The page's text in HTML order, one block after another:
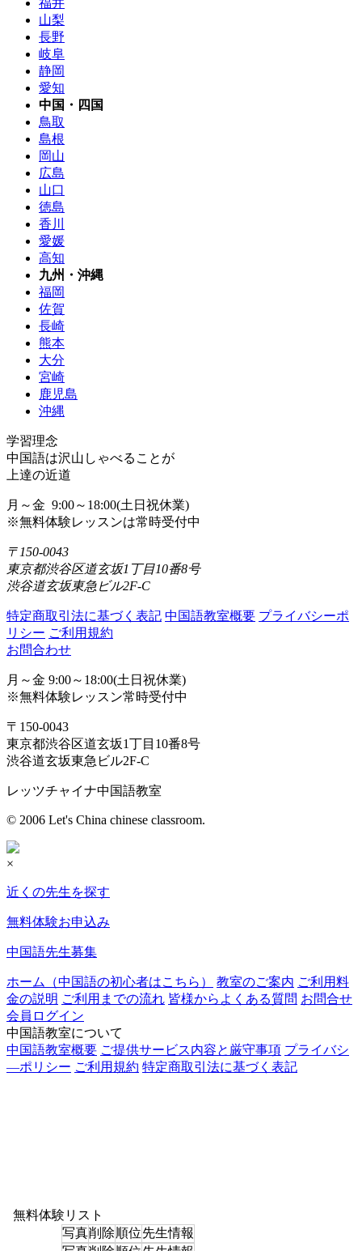
山梨
長野
岐阜
静岡
愛知
中国・四国
鳥取
島根
岡山
広島
山口
徳島
香川
愛媛
高知
九州・沖縄
福岡
佐賀
長崎
熊本
大分
宮崎
鹿児島
沖縄
学習理念
中国語は沢山しゃべることが
上達の近道
月～金 9:00～18:00(土日祝休業)
※無料体験レッスンは常時受付中
〒150-0043
東京都渋谷区道玄坂1丁目10番8号
渋谷道玄坂東急ビル2F-C
特定商取引法に基づく表記 中国語教室概要 プライバシーポ
リシー ご利用規約
お問合わせ
月～金 9:00～18:00(土日祝休業)
※無料体験レッスン常時受付中
〒150-0043
東京都渋谷区道玄坂1丁目10番8号
渋谷道玄坂東急ビル2F-C
レッツチャイナ中国語教室
© 2006 Let's China chinese classroom.
×
近くの先生を探す
無料体験お申込み
中国語先生募集
ホーム（中国語の初心者はこちら） 教室のご案内 ご利用料
金の説明 ご利用までの流れ 皆様からよくある質問 お問合せ
会員ログイン
中国語教室について
中国語教室概要 ご提供サービス内容と厳守事項 プライバシ
―ポリシー ご利用規約 特定商取引法に基づく表記